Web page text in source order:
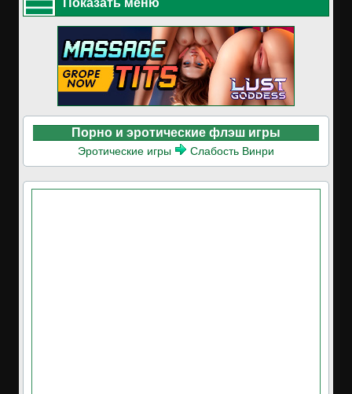
Показать меню
Порно и эротические флэш игры
Эротические игры Слабость Винри